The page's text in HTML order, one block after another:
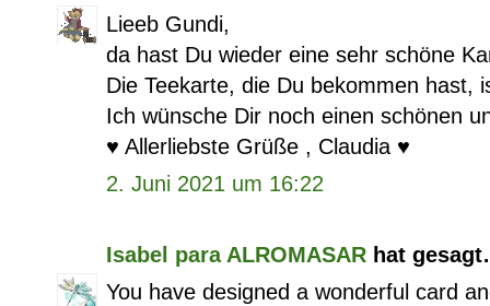
Lieeb Gundi,
da hast Du wieder eine sehr schöne
Die Teekarte, die Du bekommen hast,
Ich wünsche Dir noch einen schönen
♥️ Allerliebste Grüße , Claudia ♥️
2. Juni 2021 um 16:22
Isabel para ALROMASAR hat
You have designed a wonderful card